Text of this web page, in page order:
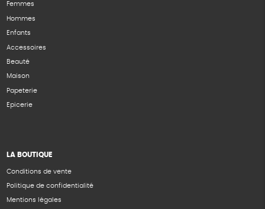
Femmes
Hommes
Enfants
Accessoires
Beauté
Maison
Papeterie
Epicerie
LA BOUTIQUE
Conditions de vente
Politique de confidentialité
Mentions légales